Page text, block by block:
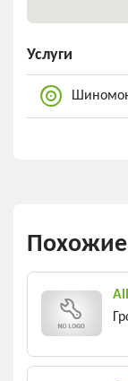
Услуги